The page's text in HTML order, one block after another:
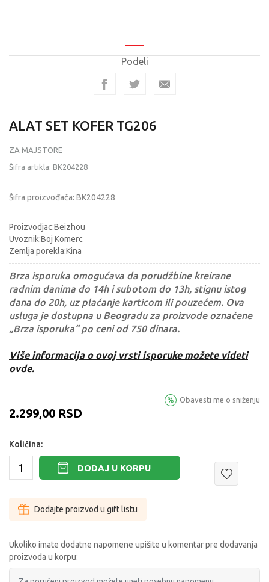
Podeli
ALAT SET KOFER TG206
ZA MAJSTORE
Šifra artikla: BK204228
Šifra proizvođača: BK204228
Proizvodjac:Beizhou
Uvoznik:Boj Komerc
Zemlja porekla:Kina
Brza isporuka omogućava da porudžbine kreirane
radnim danima do 14h i subotom do 13h, stignu istog
dana do 20h, uz plaćanje karticom ili pouzećem. Ova
usluga je dostupna u Beogradu za proizvode označene
„Brza isporuka“ po ceni od 750 dinara.
Više informacija o ovoj vrsti isporuke možete videti
ovde.
2.299,00 RSD
Obavesti me o sniženju
Količina:
DODAJ U KORPU
Dodajte proizvod u gift listu
Ukoliko imate dodatne napomene upišite u komentar pre dodavanja
proizvoda u korpu: